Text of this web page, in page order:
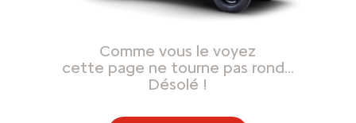
Comme vous le voyez
cette page ne tourne pas rond…
Désolé !